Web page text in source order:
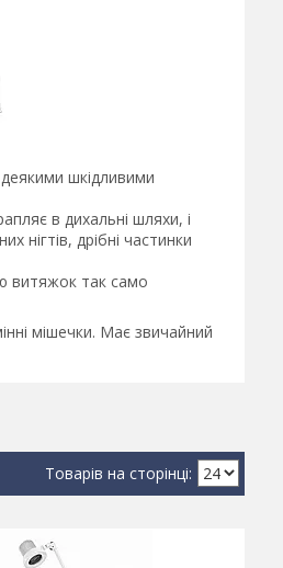
шкідливими
в дихальні шляхи, і
нігтів, дрібні частинки
витяжок так само
мішечки. Має звичайний